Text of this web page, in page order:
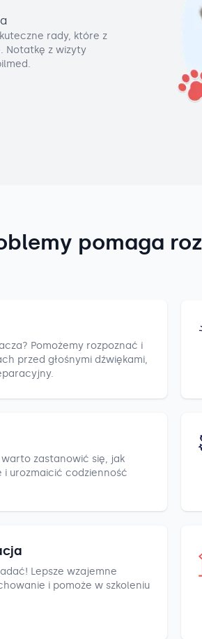
rady, które z
Notatkę z wizyty
pomaga
Pomożemy rozpoznać i
przed głośnymi dźwiękami,
zastanowić się, jak
urozmaicić codzienność
Lepsze wzajemne
i pomoże w szkoleniu